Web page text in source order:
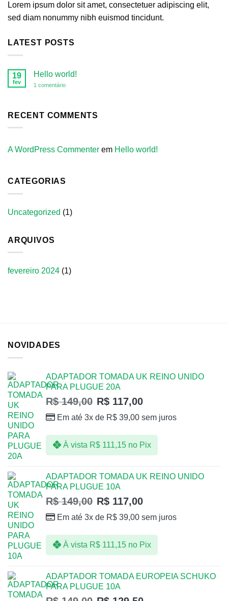
Lorem ipsum dolor sit amet, consectetuer adipiscing elit,
sed diam nonummy nibh euismod tincidunt.
LATEST POSTS
19
fev
Hello world!
1 comentárioem
RECENT COMMENTS
A WordPress Commenter em Hello world!
CATEGORIAS
Uncategorized (1)
ARQUIVOS
fevereiro 2024 (1)
NOVIDADES
ADAPTADOR TOMADA UK REINO UNIDO
PARA PLUGUE 20A
R$149,00 R$ 117,00
Em até 3x de R$ 39,00 sem juros
À vista R$111,15 no Pix
ADAPTADOR TOMADA UK REINO UNIDO
PARA PLUGUE 10A
R$149,00 R$ 117,00
Em até 3x de R$ 39,00 sem juros
À vista R$111,15 no Pix
ADAPTADOR TOMADA EUROPEIA SCHUKO
PARA PLUGUE 10A